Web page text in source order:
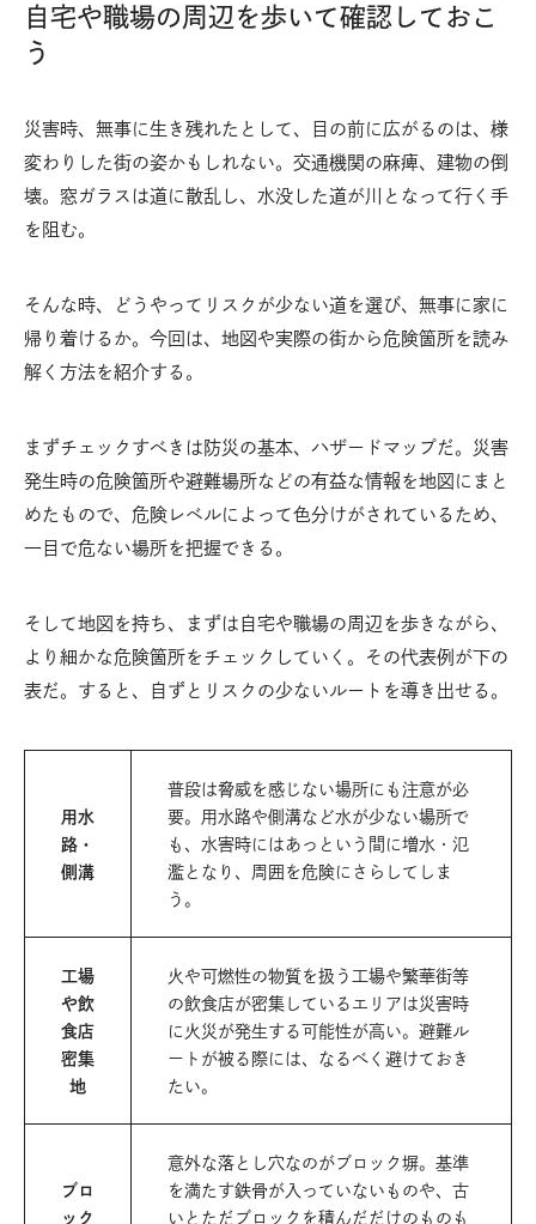
自宅や職場の周辺を歩いて確認しておこ
う
災害時、無事に生き残れたとして、目の前に広がるのは、様
変わりした街の姿かもしれない。交通機関の麻痺、建物の倒
壊。窓ガラスは道に散乱し、水没した道が川となって行く手
を阻む。
そんな時、どうやってリスクが少ない道を選び、無事に家に
帰り着けるか。今回は、地図や実際の街から危険箇所を読み
解く方法を紹介する。
まずチェックすべきは防災の基本、ハザードマップだ。災害
発生時の危険箇所や避難場所などの有益な情報を地図にまと
めたもので、危険レベルによって色分けがされているため、
一目で危ない場所を把握できる。
そして地図を持ち、まずは自宅や職場の周辺を歩きながら、
より細かな危険箇所をチェックしていく。その代表例が下の
表だ。すると、自ずとリスクの少ないルートを導き出せる。
用水
路・
側溝
普段は脅威を感じない場所にも注意が必
要。用水路や側溝など水が少ない場所で
も、水害時にはあっという間に増水・氾
濫となり、周囲を危険にさらしてしま
う。
工場
や飲
食店
密集
地
火や可燃性の物質を扱う工場や繁華街等
の飲食店が密集しているエリアは災害時
に火災が発生する可能性が高い。避難ル
ートが被る際には、なるべく避けておき
たい。
ブロ
ック
意外な落とし穴なのがブロック塀。基準
を満たす鉄骨が入っていないものや、古
いとただブロックを積んだだけのものも